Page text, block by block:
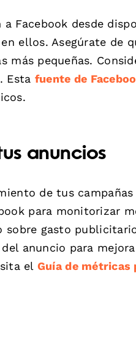
a Facebook desde
ellos. Asegúrate de
más pequeñas.
Esta fuente de
anuncios
de tus
para monitorizar
sobre gasto
anuncio para
el Guía de métricas